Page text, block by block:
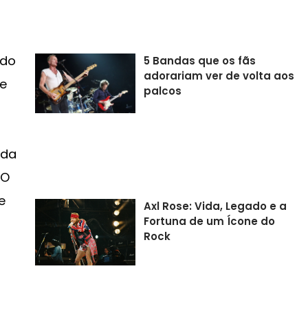
5 Bandas que os fãs
adorariam ver de volta aos
palcos
Axl Rose: Vida, Legado e a
Fortuna de um Ícone do
Rock